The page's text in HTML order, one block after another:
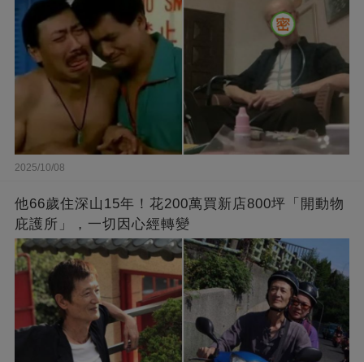
2025/10/08
他66歲住深山15年！花200萬買新店800坪「開動物
庇護所」，一切因心經轉變